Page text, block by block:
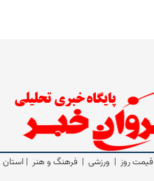
قیمت روز | ورزشی | فرهنگ و هنر | استان